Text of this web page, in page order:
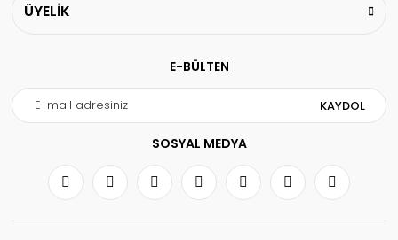
ÜYELİK
E-BÜLTEN
KAYDOL
SOSYAL MEDYA